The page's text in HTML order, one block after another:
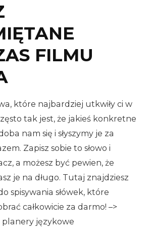
FILMU
które najbardziej utkwiły ci w
tak jest, że jakieś konkretne
nam się i słyszymy je za
Zapisz sobie to słowo i
a możesz być pewien, że
je na długo. Tutaj znajdziesz
spisywania słówek, które
całkowicie za darmo! –>
językowe